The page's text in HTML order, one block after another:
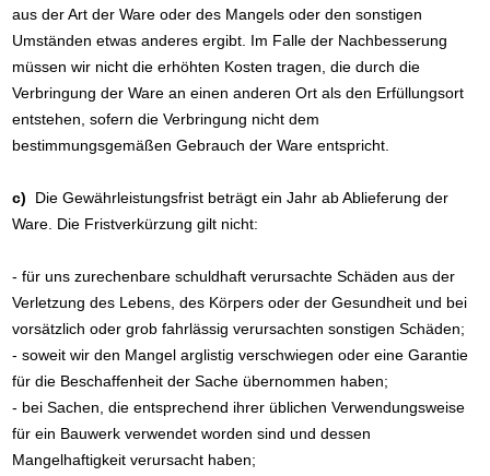
aus der Art der Ware oder des Mangels oder den sonstigen
Umständen etwas anderes ergibt. Im Falle der Nachbesserung
müssen wir nicht die erhöhten Kosten tragen, die durch die
Verbringung der Ware an einen anderen Ort als den Erfüllungsort
entstehen, sofern die Verbringung nicht dem
bestimmungsgemäßen Gebrauch der Ware entspricht.
c) Die Gewährleistungsfrist beträgt ein Jahr ab Ablieferung der
Ware. Die Fristverkürzung gilt nicht:
- für uns zurechenbare schuldhaft verursachte Schäden aus der
Verletzung des Lebens, des Körpers oder der Gesundheit und bei
vorsätzlich oder grob fahrlässig verursachten sonstigen Schäden;
- soweit wir den Mangel arglistig verschwiegen oder eine Garantie
für die Beschaffenheit der Sache übernommen haben;
- bei Sachen, die entsprechend ihrer üblichen Verwendungsweise
für ein Bauwerk verwendet worden sind und dessen
Mangelhaftigkeit verursacht haben;